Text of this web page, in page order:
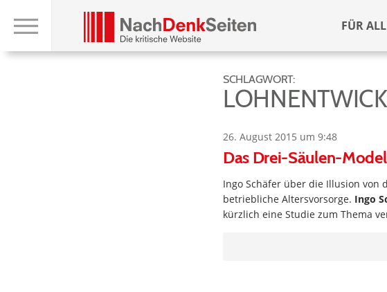
FÜR
SCHLAGWORT:
26. August 2015 um 9:48
Das Drei-Säulen-
Ingo Schäfer über die Illusion von
betriebliche Altersvorsorge. Ingo
kürzlich eine Studie zum Thema